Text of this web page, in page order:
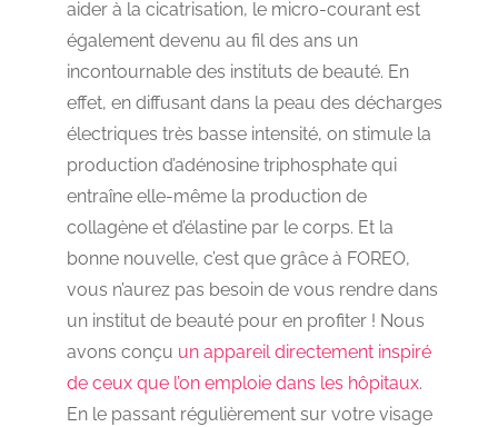
aider à la cicatrisation, le micro-courant est
également devenu au fil des ans un
incontournable des instituts de beauté. En
effet, en diffusant dans la peau des décharges
électriques très basse intensité, on stimule la
production d’adénosine triphosphate qui
entraîne elle-même la production de
collagène et d’élastine par le corps. Et la
bonne nouvelle, c’est que grâce à FOREO,
vous n’aurez pas besoin de vous rendre dans
un institut de beauté pour en profiter ! Nous
avons conçu un appareil directement inspiré
de ceux que l’on emploie dans les hôpitaux.
En le passant régulièrement sur votre visage